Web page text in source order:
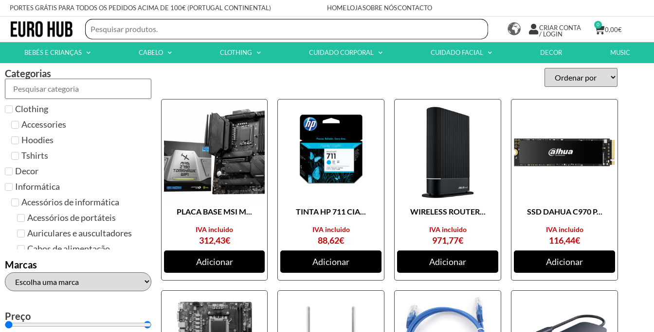
PORTES GRÁTIS PARA TODOS OS PEDIDOS ACIMA DE 100€ (PORTUGAL CONTINENTAL) HOMELOJASOBRE NÓSCONTACTO
CRIAR CONTA
/ LOGIN
0,00€
0
BEBÉS E CRIANÇAS CABELO CLOTHING CUIDADO CORPORAL CUIDADO FACIAL DECOR MUSIC
Categorias
Clothing
Accessories
Hoodies
Tshirts
Decor
Informática
Acessórios de informática
Acessórios de portáteis
Auriculares e auscultadores
Cabos de alimentação
Colunas de Som
Hubs
Leitores de cartões
Malas, mochilas e bolsas
Marcas
Preço
PLACA BASE MSI M...
312,43€
IVA incluido
Adicionar
TINTA HP 711 CIA...
88,62€
IVA incluido
Adicionar
WIRELESS ROUTER...
971,77€
IVA incluido
Adicionar
SSD DAHUA C970 P...
116,44€
IVA incluido
Adicionar